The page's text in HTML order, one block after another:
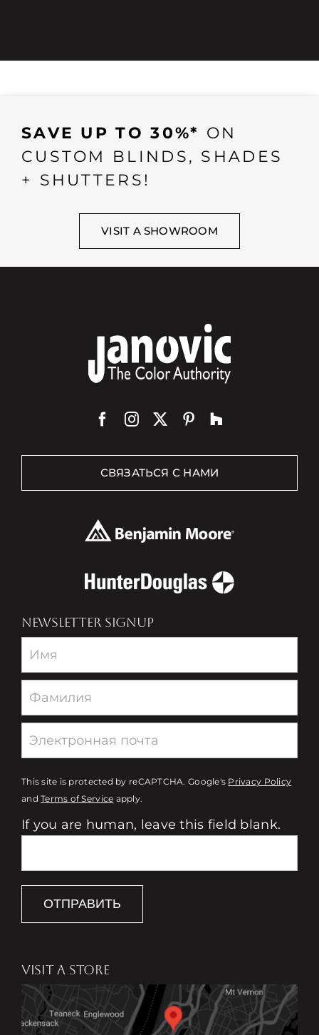
SAVE UP TO 30%* ON
CUSTOM BLINDS, SHADES
+ SHUTTERS!
VISIT A SHOWROOM
СВЯЗАТЬСЯ С НАМИ
NEWSLETTER SIGNUP
Newsletter
This site is protected by reCAPTCHA. Google's Privacy Policy
andTerms of Service apply.
If you are human, leave this field blank.
ОТПРАВИТЬ
VISIT A STORE